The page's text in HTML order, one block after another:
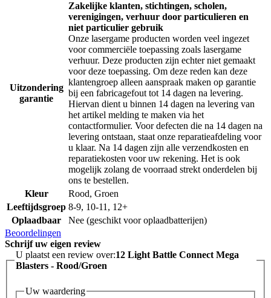
Uitzondering
garantie
Zakelijke klanten, stichtingen, scholen,
verenigingen, verhuur door particulieren en
niet particulier gebruik
Onze lasergame producten worden veel ingezet
voor commerciële toepassing zoals lasergame
verhuur. Deze producten zijn echter niet gemaakt
voor deze toepassing. Om deze reden kan deze
klantengroep alleen aanspraak maken op garantie
bij een fabricagefout tot 14 dagen na levering.
Hiervan dient u binnen 14 dagen na levering van
het artikel melding te maken via het
contactformulier. Voor defecten die na 14 dagen na
levering ontstaan, staat onze reparatieafdeling voor
u klaar. Na 14 dagen zijn alle verzendkosten en
reparatiekosten voor uw rekening. Het is ook
mogelijk zolang de voorraad strekt onderdelen bij
ons te bestellen.
Kleur
Rood, Groen
Leeftijdsgroep 8-9, 10-11, 12+
Oplaadbaar
Nee (geschikt voor oplaadbatterijen)
Beoordelingen
Schrijf uw eigen review
U plaatst een review over:12 Light Battle Connect Mega
Blasters - Rood/Groen
Uw waardering